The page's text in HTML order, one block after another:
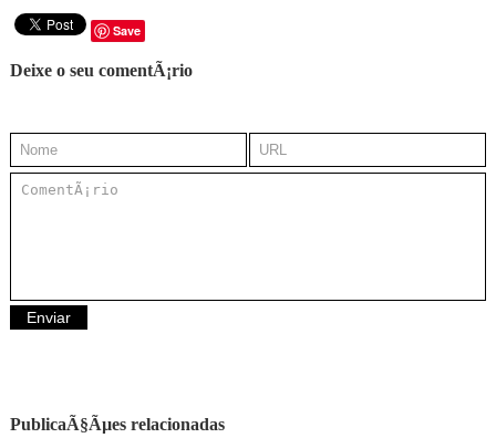
Save
Deixe o seu comentÃ¡rio
PublicaÃ§Ãµes relacionadas